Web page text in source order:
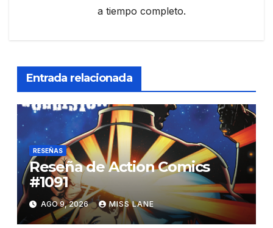
a tiempo completo.
Entrada relacionada
RESEÑAS
Reseña de Action Comics
#1091
AGO 9, 2026 MISS LANE